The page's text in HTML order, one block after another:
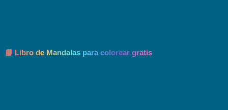
📘 Libro de Mandalas para colorear gratis